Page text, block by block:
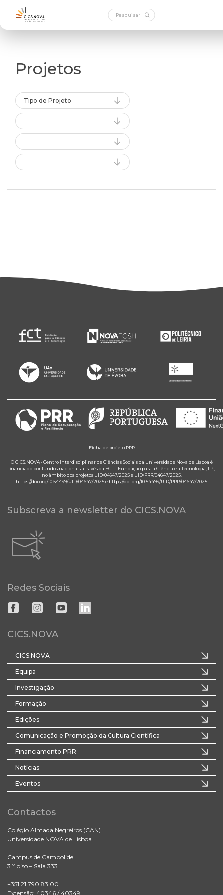
Projetos
Tipo de Projeto
Ficha de projeto PRR
O CICS.NOVA - Centro Interdisciplinar de Ciências Sociais da Universidade Nova de Lisboa é
financiado por fundos nacionais através da FCT – Fundação para a Ciência e a Tecnologia, I.P.,
no âmbito dos projetos UID/04647/2025 e UID/PRR/04647/2025.
https://doi.org/10.54499/UID/04647/2025e https://doi.org/10.54499/UID/PRR/04647/2025
Subscreva a newsletter do CICS.NOVA
Redes Sociais
CICS.NOVA
CICS.NOVA
Equipa
Investigação
Formação
Edições
Comunicação e Promoção da Cultura Científica
Financiamento PRR
Notícias
Eventos
Contactos
Colégio Almada Negreiros (CAN)
Universidade NOVA de Lisboa
Campus de Campolide
3.º piso – Sala 333
+351 21 790 83 00
Extensão: 40346 / 40349